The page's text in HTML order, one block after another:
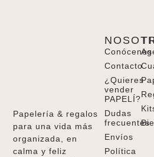
Papelería & regalos
para una vida más
organizada, en
calma y feliz
Conócenos
Contacto
¿Quieres
vender
PAPELÍ?
Dudas
frecuentes
Envíos
Política